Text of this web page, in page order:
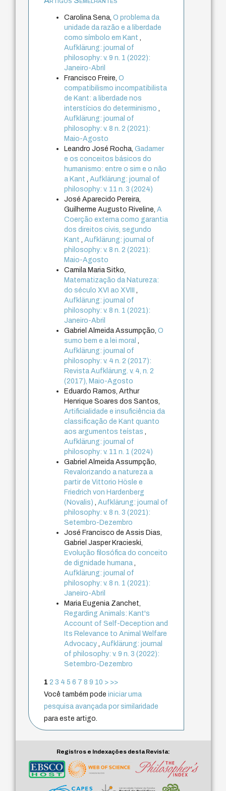
Carolina Sena,O problema da
unidade da razão e a liberdade
como símbolo em Kant,
Aufklärung: journal of
philosophy: v. 9 n. 1 (2022):
Janeiro-Abril
Francisco Freire,O
compatibilismo incompatibilista
de Kant: a liberdade nos
interstícios do determinismo,
Aufklärung: journal of
philosophy: v. 8 n. 2 (2021):
Maio-Agosto
Leandro José Rocha,Gadamer
e os conceitos básicos do
humanismo: entre o sim e o não
a Kant,Aufklärung: journal of
philosophy: v. 11 n. 3 (2024)
José Aparecido Pereira,
Guilherme Augusto Riveline,A
Coerção externa como garantia
dos direitos civis, segundo
Kant,Aufklärung: journal of
philosophy: v. 8 n. 2 (2021):
Maio-Agosto
Camila Maria Sitko,
Matematização da Natureza:
do século XVI ao XVIII,
Aufklärung: journal of
philosophy: v. 8 n. 1 (2021):
Janeiro-Abril
Gabriel Almeida Assumpção,O
sumo bem e a lei moral,
Aufklärung: journal of
philosophy: v. 4 n. 2 (2017):
Revista Aufklärung. v. 4, n. 2
(2017), Maio-Agosto
Eduardo Ramos, Arthur
Henrique Soares dos Santos,
Artificialidade e insuficiência da
classificação de Kant quanto
aos argumentos teístas,
Aufklärung: journal of
philosophy: v. 11 n. 1 (2024)
Gabriel Almeida Assumpção,
Revalorizando a natureza a
partir de Vittorio Hösle e
Friedrich von Hardenberg
(Novalis),Aufklärung: journal of
philosophy: v. 8 n. 3 (2021):
Setembro-Dezembro
José Francisco de Assis Dias,
Gabriel Jasper Kracieski,
Evolução filosófica do conceito
de dignidade humana,
Aufklärung: journal of
philosophy: v. 8 n. 1 (2021):
Janeiro-Abril
Maria Eugenia Zanchet,
Regarding Animals: Kant's
Account of Self-Deception and
Its Relevance to Animal Welfare
Advocacy,Aufklärung: journal
of philosophy: v. 9 n. 3 (2022):
Setembro-Dezembro
1 2 3 4 5 6 7 8 9 10 > >>
Você também podeiniciar uma
pesquisa avançada por similaridade
para este artigo.
Registros e Indexações desta Revista: